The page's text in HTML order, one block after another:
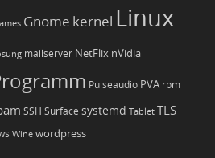
Gnome kernel Linux
mailserver NetFlix nVidia
Pulseaudio PVA rpm
SSH Surface systemd Tablet TLS
Wine wordpress